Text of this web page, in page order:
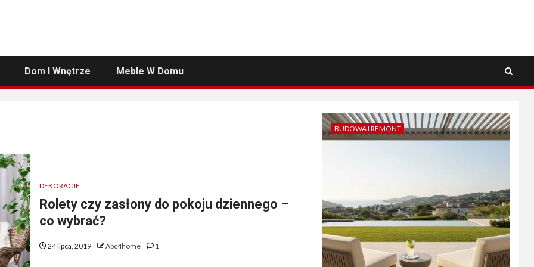
Dom I Wnętrze Meble W Domu
DEKORACJE
Rolety czy zasłony do pokoju dziennego –
co wybrać?
24 lipca, 2019 Abc4home 1
BUDOWA I REMONT